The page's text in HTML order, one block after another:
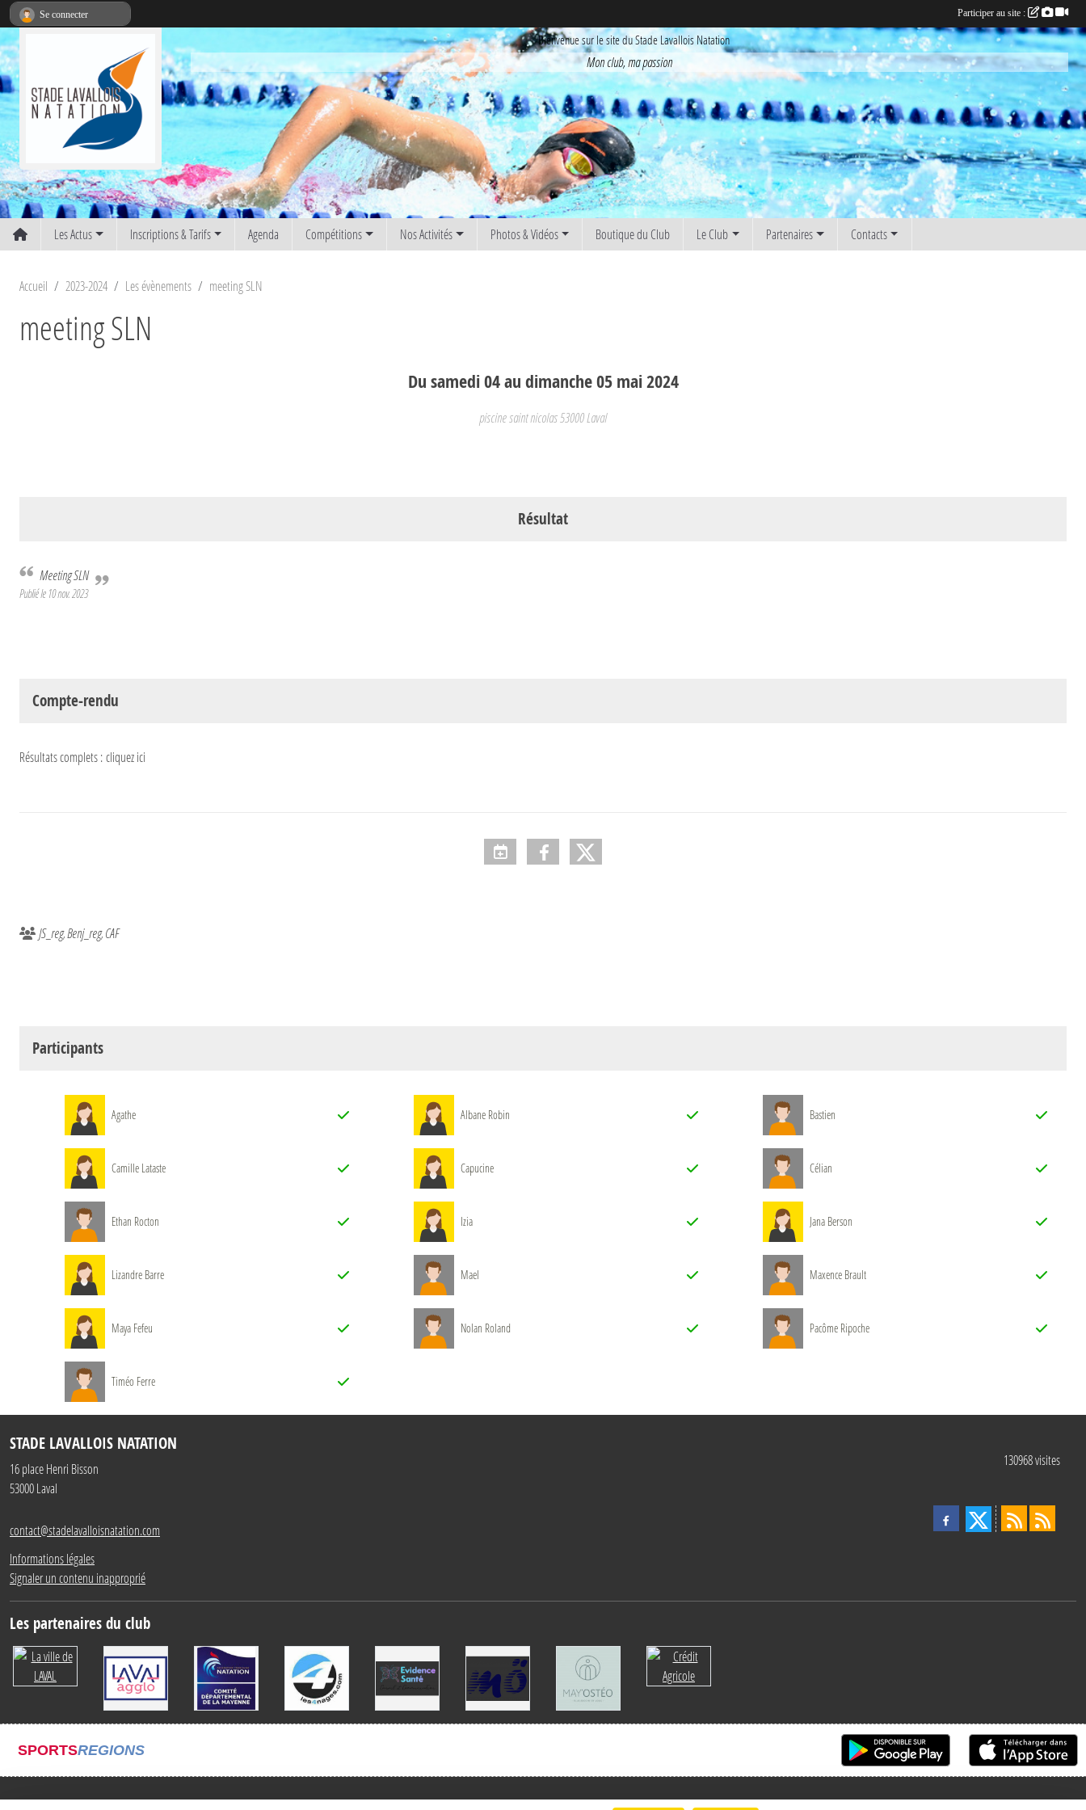
Bienvenue sur le site du Stade Lavallois Natation
Mon club, ma passion
Les Actus Inscriptions & Tarifs Agenda Compétitions Nos Activités Photos & Vidéos Boutique du Club Le Club Partenaires Contacts
Accueil 2023-2024 Les évènements meeting SLN
meeting SLN
Dusamedi04audimanche05 mai2024
piscine saint nicolas53000Laval
Résultat
Meeting SLN
Publié le 10 nov. 2023
Compte-rendu
Résultats complets :cliquez ici
JS_reg Benj_reg CAF
Participants
Agathe Albane Robin Bastien
Camille Lataste Capucine Célian
Ethan Rocton Izia Jana Berson
Lizandre Barre Mael Maxence Brault
Maya Fefeu Nolan Roland Pacôme Ripoche
Timéo Ferre
STADE LAVALLOIS NATATION
16 place Henri Bisson
53000Laval
contact@stadelavalloisnatation.com
Informations légales
Signaler un contenu inapproprié
130968visites
Les partenaires du club
SPORTSREGIONS
Se connecter Participer au site :
Panneau de gestion des cookies